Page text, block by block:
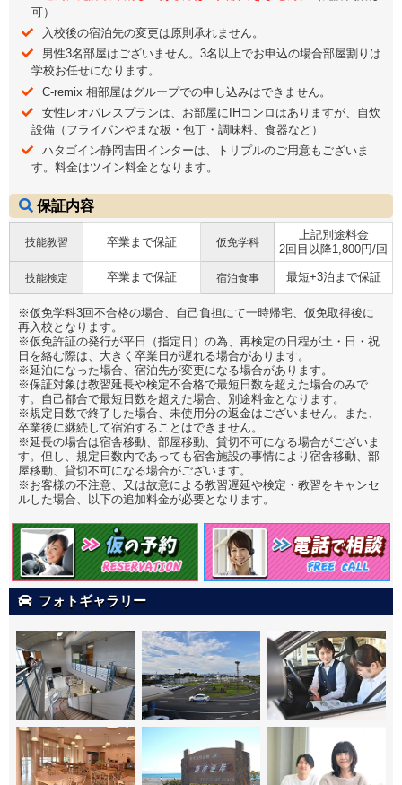
可）
入校後の宿泊先の変更は原則承れません。
男性3名部屋はございません。3名以上でお申込の場合部屋割りは
学校お任せになります。
C-remix 相部屋はグループでの申し込みはできません。
女性レオパレスプランは、お部屋にIHコンロはありますが、自炊
設備（フライパンやまな板・包丁・調味料、食器など）
ハタゴイン静岡吉田インターは、トリプルのご用意もございま
す。料金はツイン料金となります。
保証内容
技能教習 卒業まで保証 仮免学科
上記別途料金
2回目以降1,800円/回
技能検定 卒業まで保証 宿泊食事 最短+3泊まで保証
※仮免学科3回不合格の場合、自己負担にて一時帰宅、仮免取得後に
再入校となります。
※仮免許証の発行が平日（指定日）の為、再検定の日程が土・日・祝
日を絡む際は、大きく卒業日が遅れる場合があります。
※延泊になった場合、宿泊先が変更になる場合があります。
※保証対象は教習延長や検定不合格で最短日数を超えた場合のみで
す。自己都合で最短日数を超えた場合、別途料金となります。
※規定日数で終了した場合、未使用分の返金はございません。また、
卒業後に継続して宿泊することはできません。
※延長の場合は宿舎移動、部屋移動、貸切不可になる場合がございま
す。但し、規定日数内であっても宿舎施設の事情により宿舎移動、部
屋移動、貸切不可になる場合がございます。
※お客様の不注意、又は故意による教習遅延や検定・教習をキャンセ
ルした場合、以下の追加料金が必要となります。
フォトギャラリー